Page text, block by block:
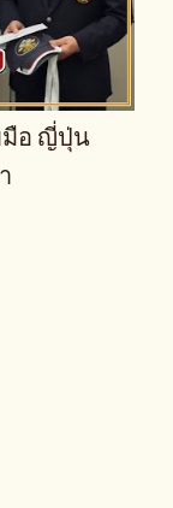
มือ ญี่ปุ่น